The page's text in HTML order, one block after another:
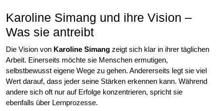
Karoline Simang und ihre Vision –
Was sie antreibt
Die Vision von Karoline Simang zeigt sich klar in ihrer täglichen
Arbeit. Einerseits möchte sie Menschen ermutigen,
selbstbewusst eigene Wege zu gehen. Andererseits legt sie viel
Wert darauf, dass jeder seine Stärken erkennen kann. Während
andere sich oft nur auf Erfolge konzentrieren, spricht sie
ebenfalls über Lernprozesse.